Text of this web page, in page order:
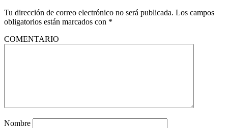
Tu dirección de correo electrónico no será publicada. Los campos
obligatorios están marcados con *
COMENTARIO
Nombre